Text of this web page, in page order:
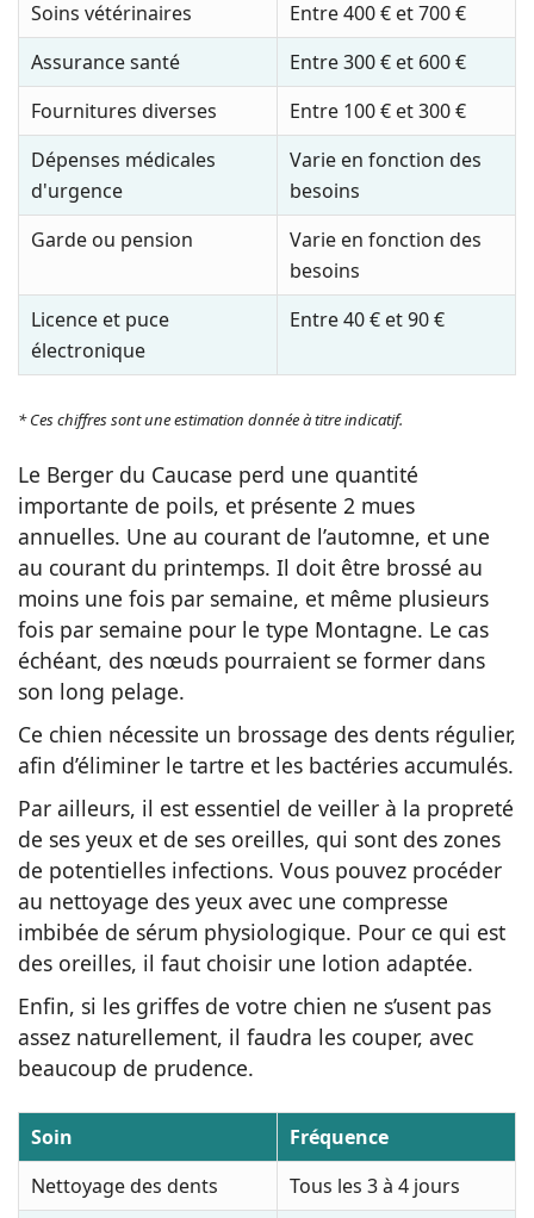
Soins vétérinaires
Entre 400 € et 700 €
Assurance santé
Entre 300 € et 600 €
Fournitures diverses
Entre 100 € et 300 €
Dépenses médicales
d'urgence
Varie en fonction des
besoins
Garde ou pension
Varie en fonction des
besoins
Licence et puce
électronique
Entre 40 € et 90 €
* Ces chiffres sont une estimation donnée à titre indicatif.
Le Berger du Caucase perd une quantité
importante de poils, et présente 2 mues
annuelles. Une au courant de l’automne, et une
au courant du printemps. Il doit être brossé au
moins une fois par semaine, et même plusieurs
fois par semaine pour le type Montagne. Le cas
échéant, des nœuds pourraient se former dans
son long pelage.
Ce chien nécessite un brossage des dents régulier,
afin d’éliminer le tartre et les bactéries accumulés.
Par ailleurs, il est essentiel de veiller à la propreté
de ses yeux et de ses oreilles, qui sont des zones
de potentielles infections. Vous pouvez procéder
au nettoyage des yeux avec une compresse
imbibée de sérum physiologique. Pour ce qui est
des oreilles, il faut choisir une lotion adaptée.
Enfin, si les griffes de votre chien ne s’usent pas
assez naturellement, il faudra les couper, avec
beaucoup de prudence.
Soin
Fréquence
Nettoyage des dents
Tous les 3 à 4 jours